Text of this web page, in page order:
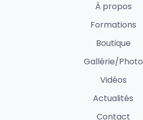
À propos
Formations
Boutique
Gallérie/Photo
Vidéos
Actualités
Contact